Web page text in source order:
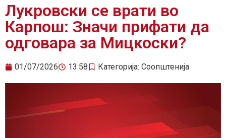
Лукровски се врати во
Карпош: Значи прифати да
одговара за Мицкоски?
01/07/2026 13:58 Категорија: Соопштенија